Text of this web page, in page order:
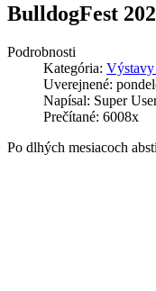
BulldogFest
Podrobnosti
Kategória: Výstavy
Uverejnené:
Napísal: Super
Prečítané: 6008x
Po dlhých mesiacoch